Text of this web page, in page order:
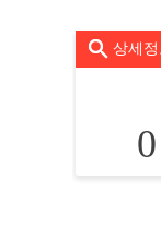
상세정
0